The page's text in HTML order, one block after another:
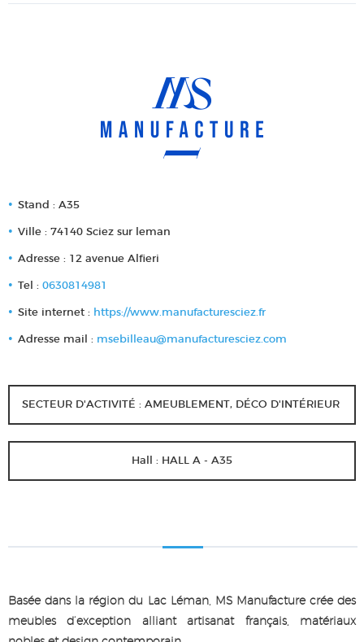
Stand : A35
Ville : 74140 Sciez sur leman
Adresse : 12 avenue Alfieri
Tel : 0630814981
Site internet : https://www.manufacturesciez.fr
Adresse mail : msebilleau@manufacturesciez.com
SECTEUR D'ACTIVITÉ : AMEUBLEMENT, DÉCO D'INTÉRIEUR
Hall : HALL A - A35
Basée dans la région du Lac Léman, MS Manufacture crée des
meubles d’exception alliant artisanat français, matériaux